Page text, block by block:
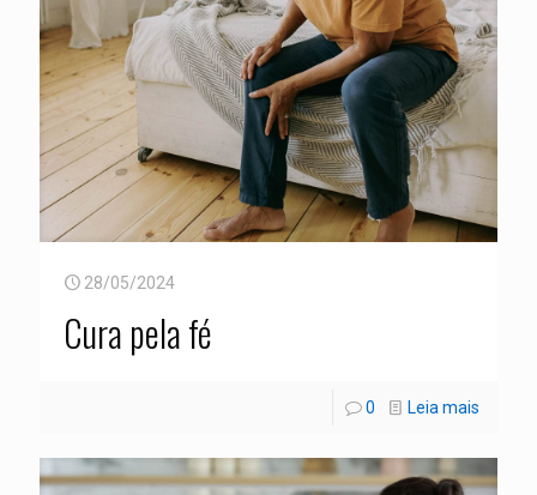
28/05/2024
Cura pela fé
0 Leia mais